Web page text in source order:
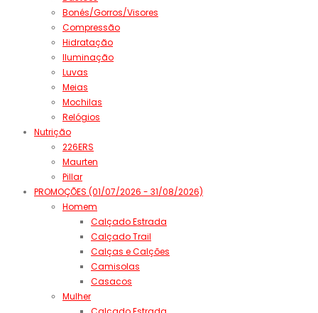
Bonés/Gorros/Visores
Compressão
Hidratação
Iluminação
Luvas
Meias
Mochilas
Relógios
Nutrição
226ERS
Maurten
Pillar
PROMOÇÕES (01/07/2026 - 31/08/2026)
Homem
Calçado Estrada
Calçado Trail
Calças e Calções
Camisolas
Casacos
Mulher